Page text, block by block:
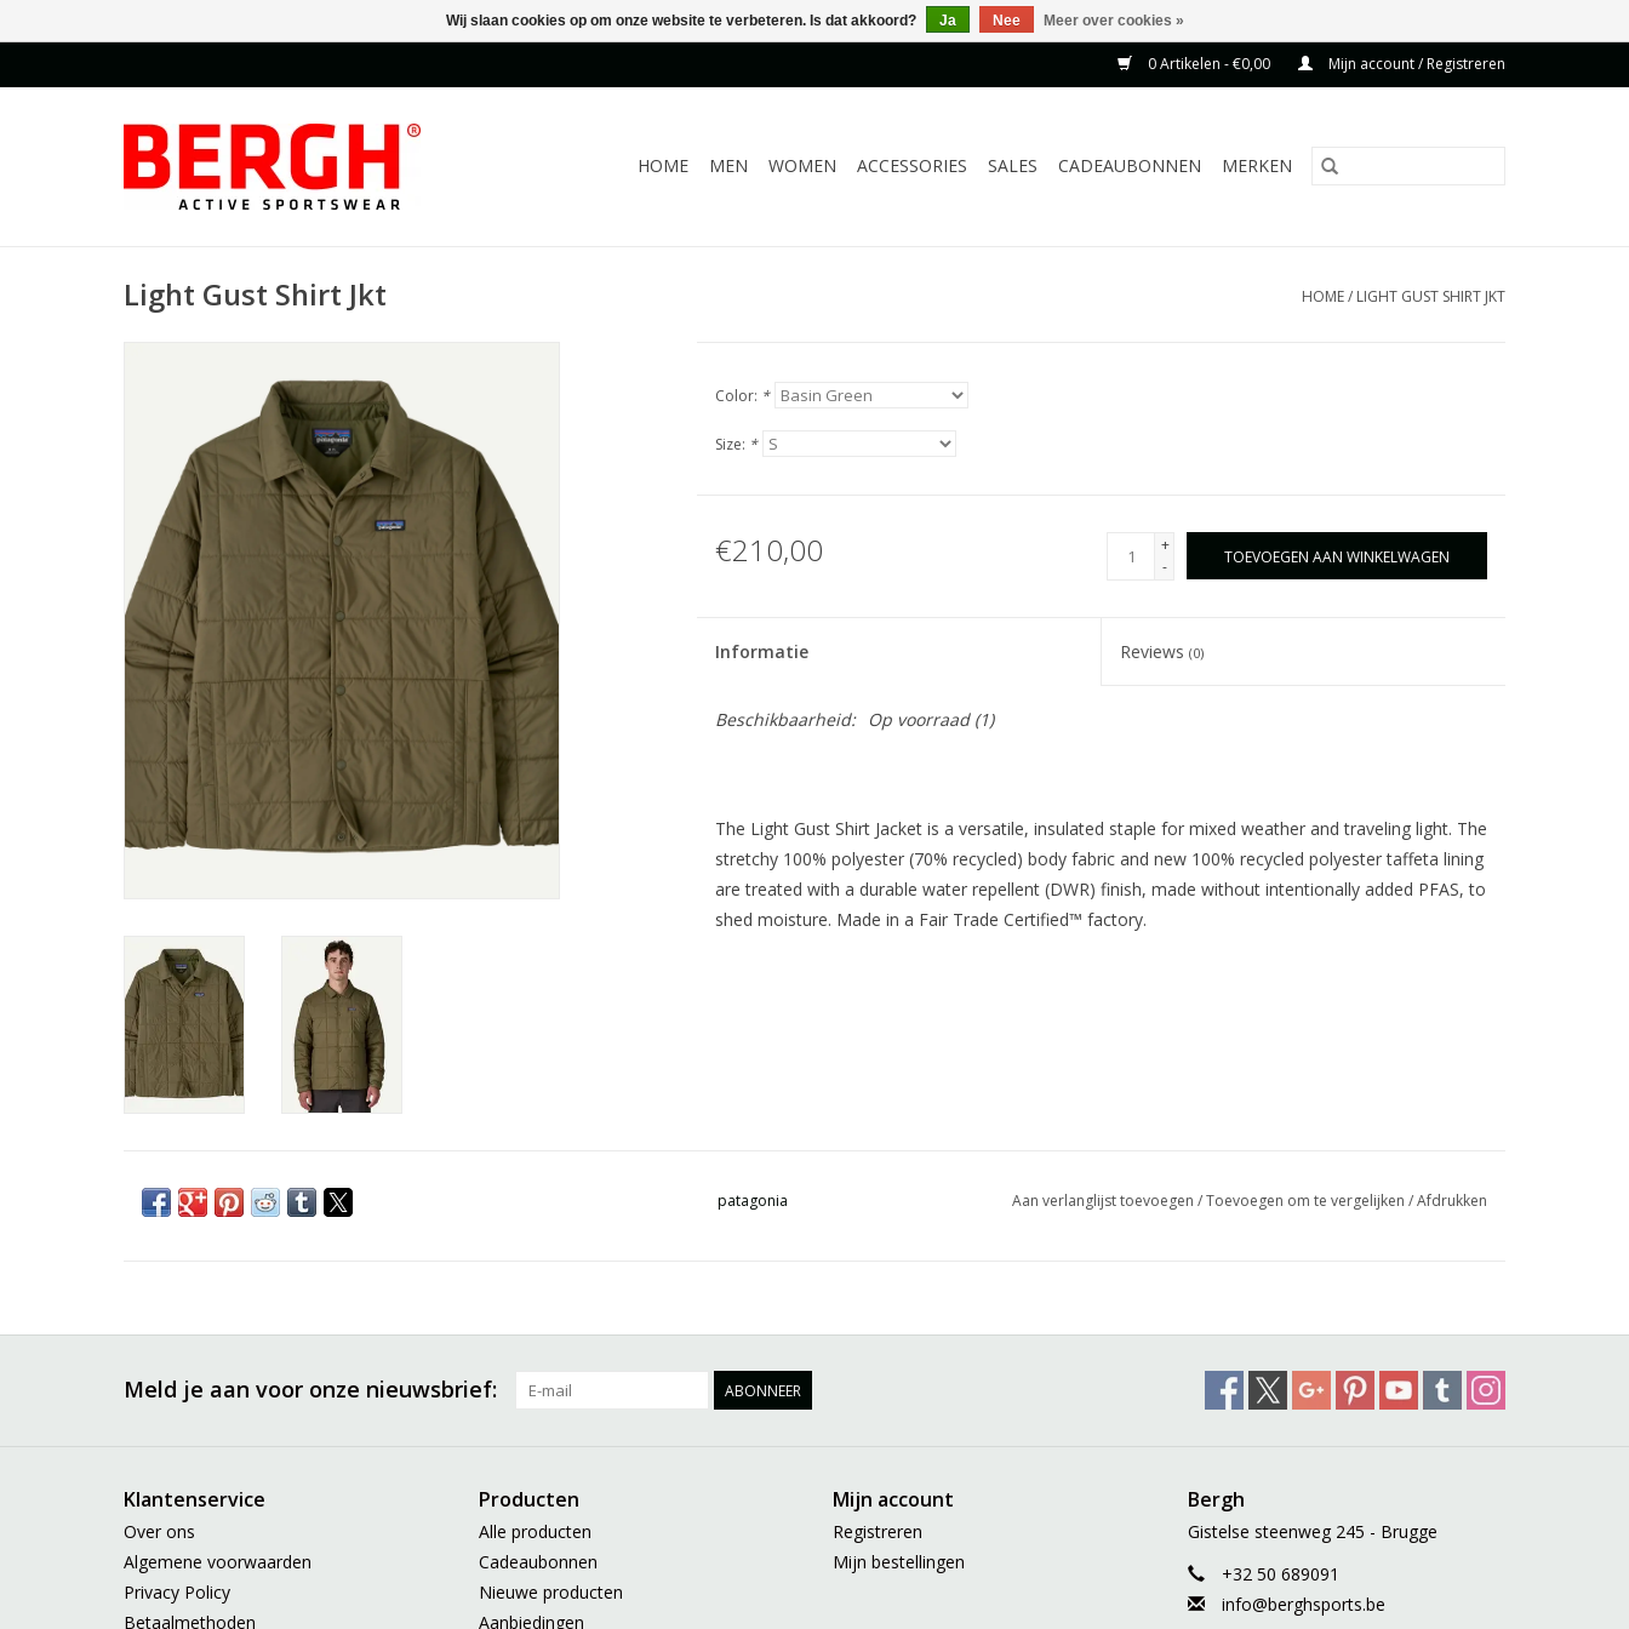
0 Artikelen - €0,00 Mijn account / Registreren
HOME MEN WOMEN ACCESSORIES SALES CADEAUBONNEN MERKEN
Light Gust Shirt Jkt HOME/ LIGHT GUST SHIRT JKT
Color: *
Size: *
€210,00
+
-
TOEVOEGEN AAN WINKELWAGEN
Informatie Reviews(0)
Beschikbaarheid: Op voorraad(1)
The Light Gust Shirt Jacket is a versatile, insulated staple for mixed weather and traveling light. The
stretchy 100% polyester (70% recycled) body fabric and new 100% recycled polyester taffeta lining
are treated with a durable water repellent (DWR) finish, made without intentionally added PFAS, to
shed moisture. Made in a Fair Trade Certified™ factory.
patagonia Aan verlanglijst toevoegen /Toevoegen om te vergelijken /Afdrukken
Meld je aan voor onze nieuwsbrief: ABONNEER
Klantenservice
Over ons
Algemene voorwaarden
Privacy Policy
Betaalmethoden
Producten
Alle producten
Cadeaubonnen
Nieuwe producten
Aanbiedingen
Mijn account
Registreren
Mijn bestellingen
Bergh
Gistelse steenweg 245 - Brugge
+32 50 689091
info@berghsports.be
Wij slaan cookies op om onze website te verbeteren. Is dat akkoord? Ja Nee Meer over cookies »